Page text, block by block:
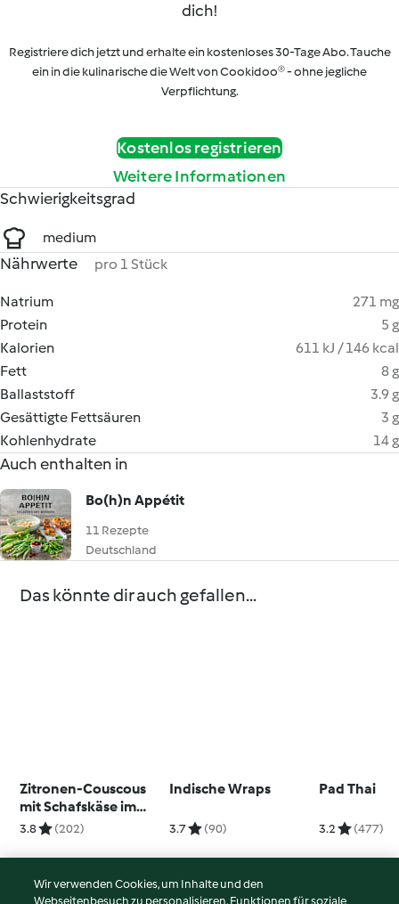
dich!
Registriere dich jetzt und erhalte ein kostenloses 30-Tage Abo. Tauche
ein in die kulinarische die Welt von Cookidoo® - ohne jegliche
Verpflichtung.
Kostenlos registrieren
Weitere Informationen
Schwierigkeitsgrad
medium
Nährwerte pro 1 Stück
Natrium
271 mg
Protein
5 g
Kalorien
611 kJ / 146 kcal
Fett
8 g
Ballaststoff
3.9 g
Gesättigte Fettsäuren
3 g
Kohlenhydrate
14 g
Auch enthalten in
Bo(h)n Appétit
11 Rezepte
Deutschland
Das könnte dir auch gefallen...
Zitronen-Couscous
mit Schafskäse im
Sesam-Mantel
3.8 (202)
Indische Wraps
3.7 (90)
Pad Thai
3.2 (477)
Wir verwenden Cookies, um Inhalte und den
Webseitenbesuch zu personalisieren, Funktionen für soziale